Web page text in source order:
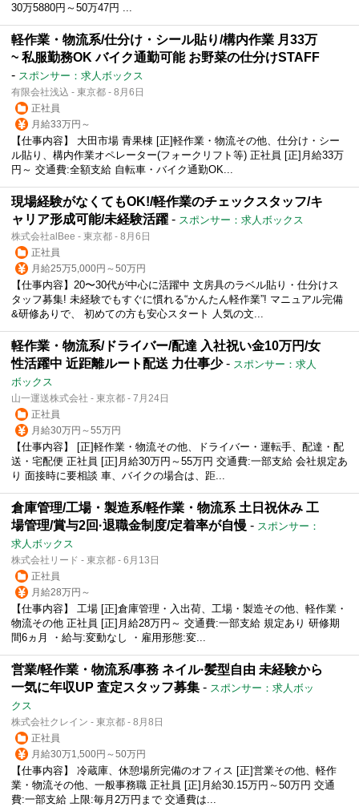
30万5880円～50万47円 ...
軽作業・物流系/仕分け・シール貼り/構内作業 月33万
~ 私服勤務OK バイク通勤可能 お野菜の仕分けSTAFF
- スポンサー：求人ボックス
有限会社浅込 - 東京都 - 8月6日
正社員
月給33万円～
【仕事内容】 大田市場 青果棟 [正]軽作業・物流その他、仕分け・シー
ル貼り、構内作業オペレーター(フォークリフト等) 正社員 [正]月給33万
円～ 交通費:全額支給 自転車・バイク通勤OK...
現場経験がなくてもOK!/軽作業のチェックスタッフ/キ
ャリア形成可能/未経験活躍 - スポンサー：求人ボックス
株式会社alBee - 東京都 - 8月6日
正社員
月給25万5,000円～50万円
【仕事内容】20〜30代が中心に活躍中 文房具のラベル貼り・仕分けス
タッフ募集! 未経験でもすぐに慣れる“かんたん軽作業”! マニュアル完備
&研修ありで、 初めての方も安心スタート 人気の文...
軽作業・物流系/ドライバー/配達 入社祝い金10万円/女
性活躍中 近距離ルート配送 力仕事少- スポンサー：求人
ボックス
山一運送株式会社 - 東京都 - 7月24日
正社員
月給30万円～55万円
【仕事内容】 [正]軽作業・物流その他、ドライバー・運転手、配達・配
送・宅配便 正社員 [正]月給30万円～55万円 交通費:一部支給 会社規定あ
り 面接時に要相談 車、バイクの場合は、距...
倉庫管理/工場・製造系/軽作業・物流系 土日祝休み 工
場管理/賞与2回·退職金制度/定着率が自慢 - スポンサー：
求人ボックス
株式会社リード - 東京都 - 6月13日
正社員
月給28万円～
【仕事内容】 工場 [正]倉庫管理・入出荷、工場・製造その他、軽作業・
物流その他 正社員 [正]月給28万円～ 交通費:一部支給 規定あり 研修期
間6ヵ月 ・給与:変動なし ・雇用形態:変...
営業/軽作業・物流系/事務 ネイル·髪型自由 未経験から
一気に年収UP 査定スタッフ募集 - スポンサー：求人ボッ
クス
株式会社クレイン - 東京都 - 8月8日
正社員
月給30万1,500円～50万円
【仕事内容】 冷蔵庫、休憩場所完備のオフィス [正]営業その他、軽作
業・物流その他、一般事務職 正社員 [正]月給30.15万円～50万円 交通
費:一部支給 上限:毎月2万円まで 交通費は...